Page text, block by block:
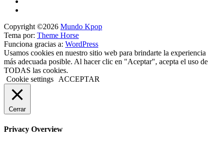
Copyright ©2026 Mundo Kpop
Tema por: Theme Horse
Funciona gracias a: WordPress
Usamos cookies en nuestro sitio web para brindarte la experiencia
más adecuada posible. Al hacer clic en "Aceptar", acepta el uso de
TODAS las cookies.
Cookie settings
ACCEPTAR
Cerrar
Privacy Overview